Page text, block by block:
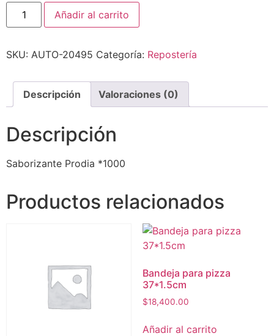
Añadir al carrito
SKU: AUTO-20495 Categoría: Repostería
Descripción Valoraciones (0)
Descripción
Saborizante Prodia *1000
Productos relacionados
Bandeja para pizza
37*1.5cm
$18,400.00
Añadir al carrito